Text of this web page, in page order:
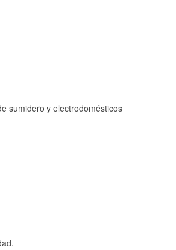
sumidero y electrodomésticos